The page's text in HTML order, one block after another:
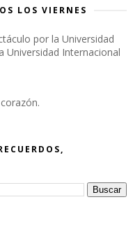
LOS VIERNES
por la Universidad
Universidad Internacional